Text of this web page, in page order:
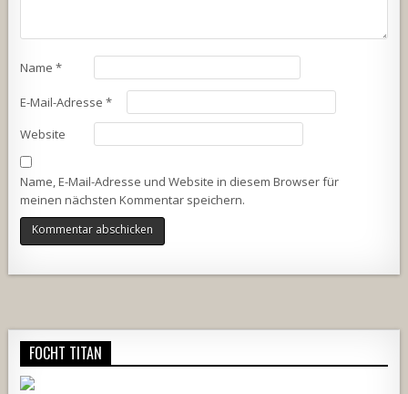
Name*
E-Mail-Adresse*
Website
Name, E-Mail-Adresse und Website in diesem Browser für
meinen nächsten Kommentar speichern.
FOCHT TITAN